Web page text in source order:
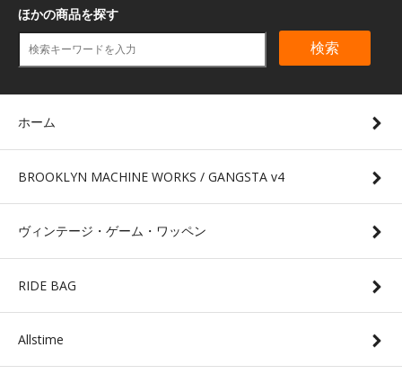
ほかの商品を探す
検索
ホーム
BROOKLYN MACHINE WORKS / GANGSTA v4
ヴィンテージ・ゲーム・ワッペン
RIDE BAG
Allstime